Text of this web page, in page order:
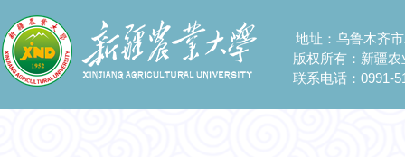
地址：乌鲁木齐
版权所有：新疆
联系电话：0991-